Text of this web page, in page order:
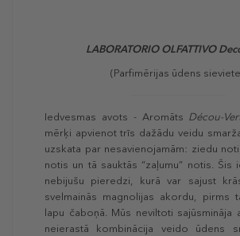
LABORATORIO OLFATTIVO
(Parfimērijas ūdens
Iedvesmas avots - Aromāts Décou-
mērķi apvienot trīs dažādu veidu
uzskata par nesavienojamām: ziedu
notis un tā sauktās “zaļumu” notis. Šis
nebijušu pieredzi, kurā var sajust
svelmainās magnolijas akordu, pirms
lapu čaboņā. Mūs neviltoti sajūsmināja
neierastā kombinācija veido ūdens